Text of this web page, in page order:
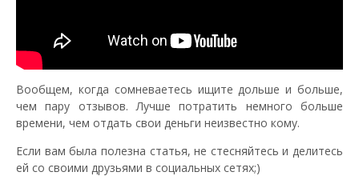
Вообщем, когда сомневаетесь ищите дольше и больше,
чем пару отзывов. Лучше потратить немного больше
времени, чем отдать свои деньги неизвестно кому.
Если вам была полезна статья, не стесняйтесь и делитесь
ей со своими друзьями в социальных сетях;)